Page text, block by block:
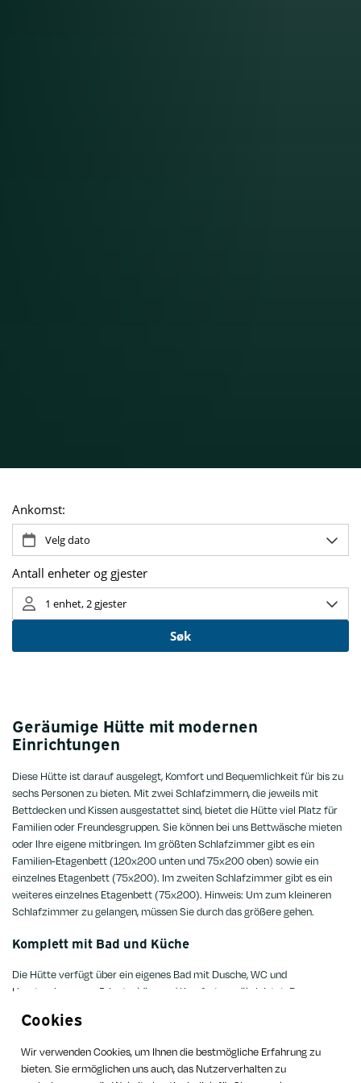
Cookies
Wir verwenden Cookies, um Ihnen die bestmögliche Erfahrung zu
bieten. Sie ermöglichen uns auch, das Nutzerverhalten zu
Geräumige Hütte mit modernen
Einrichtungen
Diese Hütte ist darauf ausgelegt, Komfort und Bequemlichkeit für bis zu
sechs Personen zu bieten. Mit zwei Schlafzimmern, die jeweils mit
Bettdecken und Kissen ausgestattet sind, bietet die Hütte viel Platz für
Familien oder Freundesgruppen. Sie können bei uns Bettwäsche mieten
oder Ihre eigene mitbringen. Im größten Schlafzimmer gibt es ein
Familien-Etagenbett (120x200 unten und 75x200 oben) sowie ein
einzelnes Etagenbett (75x200). Im zweiten Schlafzimmer gibt es ein
weiteres einzelnes Etagenbett (75x200). Hinweis: Um zum kleineren
Schlafzimmer zu gelangen, müssen Sie durch das größere gehen.
Komplett mit Bad und Küche
Die Hütte verfügt über ein eigenes Bad mit Dusche, WC und
Haartrockner, was Privatsphäre und Komfort gewährleistet. Das
um sich zu gemeinsamen Mahlzeiten zu versammeln oder nach einem
Kühlschrank, einer Kochplatte, einer Kaffeemaschine, einer Nespresso-
Maschine und allen notwendigen Küchenutensilien ausgestattet, sodass